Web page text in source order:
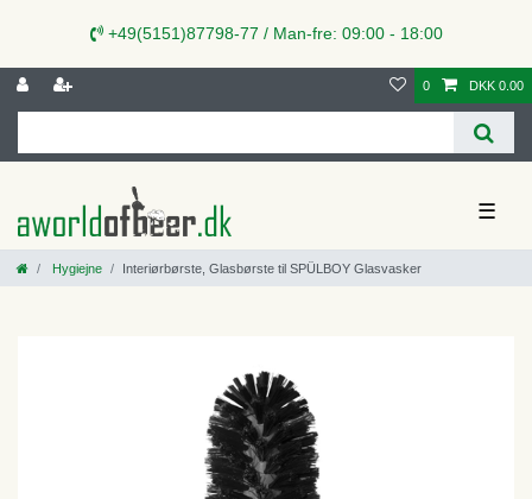
+49(5151)87798-77 / Man-fre: 09:00 - 18:00
0 DKK 0.00
☰
Hygiejne Interiørbørste, Glasbørste til SPÜLBOY Glasvasker